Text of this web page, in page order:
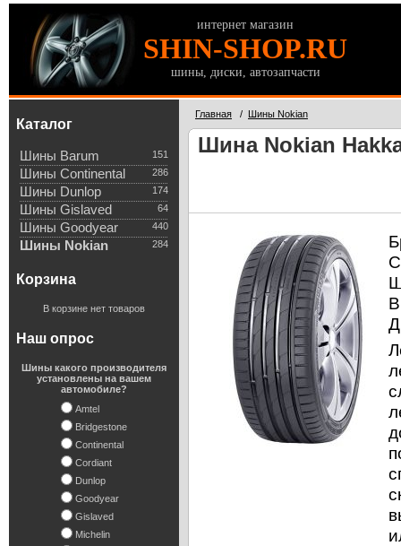
интернет магазин
SHIN-SHOP.RU
шины, диски, автозапчасти
Каталог
151
Шины Barum
286
Шины Continental
174
Шины Dunlop
64
Шины Gislaved
440
Шины Goodyear
284
Шины Nokian
Корзина
В корзине нет товаров
Наш опрос
Шины какого производителя
установлены на вашем
автомобиле?
Amtel
Bridgestone
Continental
Cordiant
Dunlop
Goodyear
Gislaved
Michelin
Главная / Шины Nokian
Шина Nokian